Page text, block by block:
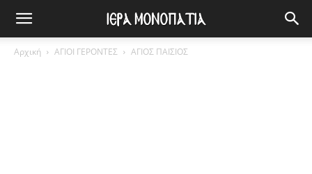
Αρχική ΑΓΙΟΙ ΓΕΡΟΝΤΕΣ ΑΓΙΟΣ ΠΑΙΣΙΟΣ